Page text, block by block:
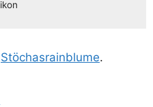
Stö­chas­rain­blu­me.